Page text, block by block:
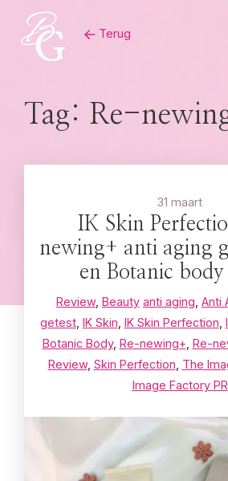
content
Terug
Tag: Re-
31 maart
IK Skin
newing+ anti aging
en Botanic
Review, Beauty anti aging Anti
getest, IK Skin IK Skin Perfection
Botanic Body, Re-newing+ Re-
Review, Skin Perfection The
Image Factory PR